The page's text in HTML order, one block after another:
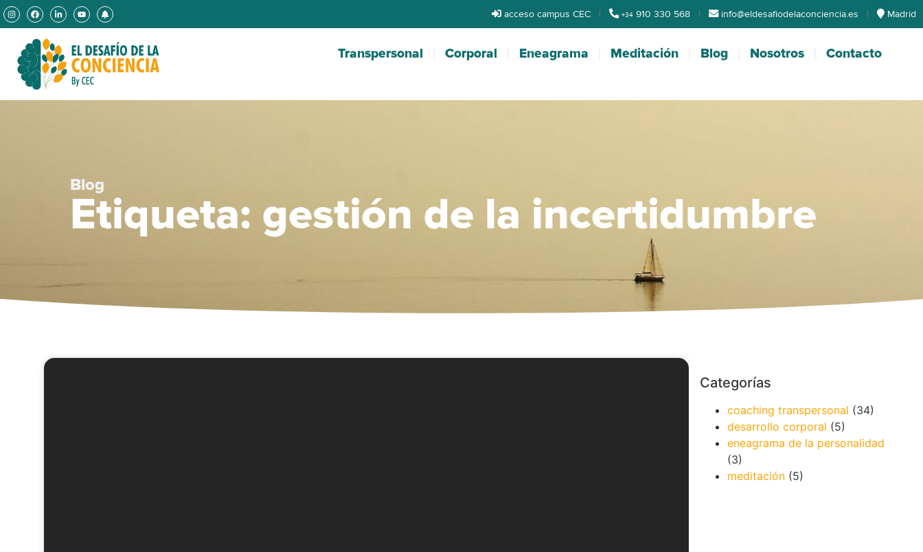
acceso campus CEC | +34 910 330 568 | info@eldesafiodelaconciencia.es | Madrid
Transpersonal Corporal Eneagrama Meditación Blog Nosotros Contacto
Blog
Etiqueta: gestión de la incertidumbre
Categorías
coaching transpersonal (34)
desarrollo corporal (5)
eneagrama de la personalidad
(3)
meditación (5)